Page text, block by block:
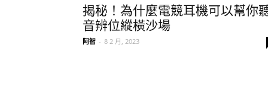
揭秘！為什麼電競耳機可以幫你
音辨位縱橫沙場
阿智 - 8 2 月, 2023